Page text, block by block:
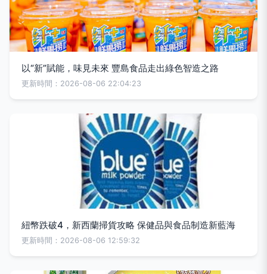
以“新”賦能，味見未來 豐島食品走出綠色智造之路
更新時間：2026-08-06 22:04:23
紐幣跌破4，新西蘭掃貨攻略 保健品與食品制造新藍海
更新時間：2026-08-06 12:59:32